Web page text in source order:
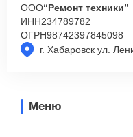
г. Хабаровск ул.
ООО“Ремонт техники”
ИНН234789782
ОГРН98742397845098
Меню